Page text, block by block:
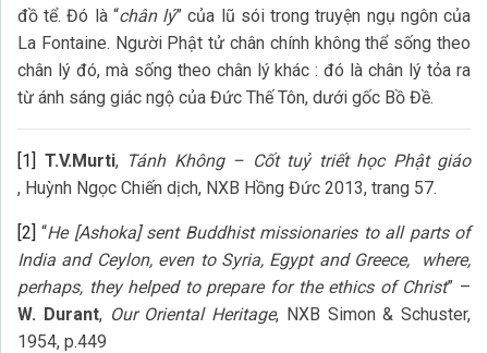
đồ tể. Đó là “chân lý” của lũ sói trong truyện ngụ ngôn của
La Fontaine. Người Phật tử chân chính không thể sống theo
chân lý đó, mà sống theo chân lý khác : đó là chân lý tỏa ra
từ ánh sáng giác ngộ của Đức Thế Tôn, dưới gốc Bồ Đề.
[1] T.V.Murti, Tánh Không – Cốt tuỷ triết học Phật giáo
, Huỳnh Ngọc Chiến dịch, NXB Hồng Đức 2013, trang 57.
[2] “He [Ashoka] sent Buddhist missionaries to all parts of
India and Ceylon, even to Syria, Egypt and Greece, where,
perhaps, they helped to prepare for the ethics of Christ” –
W. Durant, Our Oriental Heritage, NXB Simon & Schuster,
1954, p.449